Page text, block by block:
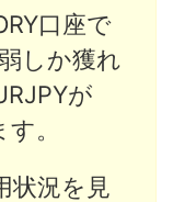
口座で
しか獲れ
が
。
状況を見